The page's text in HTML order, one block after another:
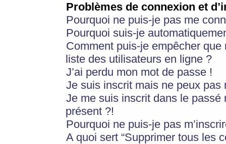
Problèmes de connexion et
Pourquoi ne puis-je pas me
Pourquoi suis-je
Comment puis-je empêcher
liste des utilisateurs en ligne ?
J’ai perdu mon mot de passe !
Je suis inscrit mais ne peux pas
Je me suis inscrit dans le
présent ?!
Pourquoi ne puis-je pas
A quoi sert “Supprimer tous les